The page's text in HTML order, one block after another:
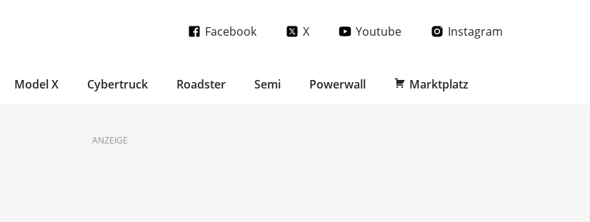
Facebook X Youtube Instagram
Model X Cybertruck Roadster Semi Powerwall Marktplatz
ANZEIGE